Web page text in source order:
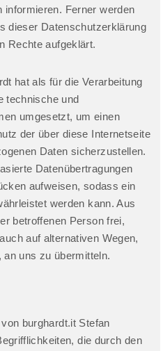
informieren. Ferner werden
dieser Datenschutzerklärung
Rechte aufgeklärt.
hat als für die Verarbeitung
technische und
umgesetzt, um einen
der über diese Internetseite
Daten sicherzustellen.
Datenübertragungen
aufweisen, sodass ein
werden kann. Aus
betroffenen Person frei,
auf alternativen Wegen,
an uns zu übermitteln.
burghardt.it Stefan
die durch den